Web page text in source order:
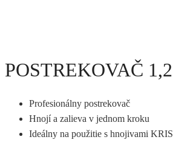
POSTREKOVAČ
Profesionálny postrekovač
Hnojí a zalieva v jednom kroku
Ideálny na použitie s hnojivami